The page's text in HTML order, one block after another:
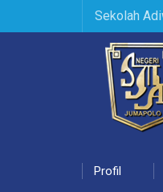
Sekolah
Profil